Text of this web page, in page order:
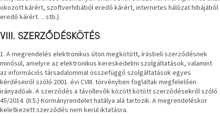
okozott kárért, szoftverhibából eredő kárért, internetes hálózat hibájából
eredő kárért… stb.).
VIII. SZERZŐDÉSKÖTÉS
1. A megrendelés elektronikus úton megkötött, írásbeli szerződésnek
minősül, amelyre az elektronikus kereskedelmi szolgáltatások, valamint
az információs társadalommal összefüggő szolgáltatások egyes
kérdéseiről szóló 2001. évi CVIII. törvényben foglaltak megfelelően
irányadóak. A szerződés a távollevők között kötött szerződésekről szóló
45/2014. (II.5.) Kormányrendelet hatálya alá tartozik. A megrendeléskor
keletkezett szerződés nem kerül iktatásra.